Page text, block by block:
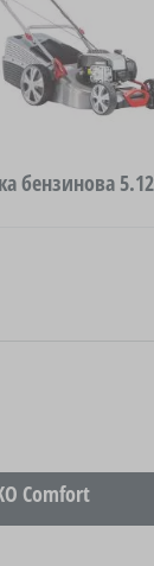
бензинова
Comfort